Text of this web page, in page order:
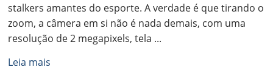
stalkers amantes do esporte. A verdade é que tirando o
zoom, a câmera em si não é nada demais, com uma
resolução de 2 megapixels, tela ...
Leia mais